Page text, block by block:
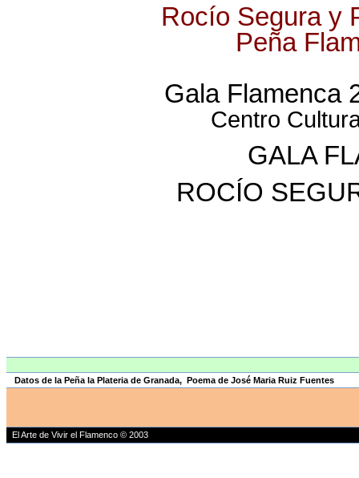
Rocío Segura y
Peña
Gala Flamenca
Centro
GALA
ROCÍO
Datos de la Peña la Plateria de Granada, Poema de José Maria Ruiz Fuentes
El Arte de Vivir el Flamenco © 2003